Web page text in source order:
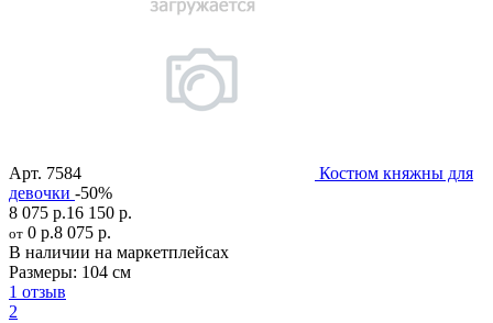
Арт. 7584
Костюм княжны для
девочки -50%
8 075 р.16 150 р.
от 0 р.8 075 р.
В наличии на маркетплейсах
Размеры: 104 см
1 отзыв
2